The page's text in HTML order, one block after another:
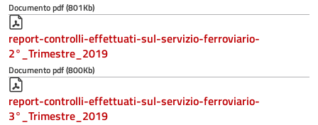
Documento pdf (801Kb)
report-controlli-effettuati-sul-servizio-ferroviario-
2°_Trimestre_2019
Documento pdf (800Kb)
report-controlli-effettuati-sul-servizio-ferroviario-
3°_Trimestre_2019